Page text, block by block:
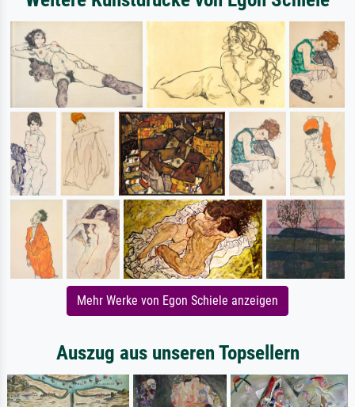
Mehr Werke von Egon Schiele anzeigen
Auszug aus unseren Topsellern